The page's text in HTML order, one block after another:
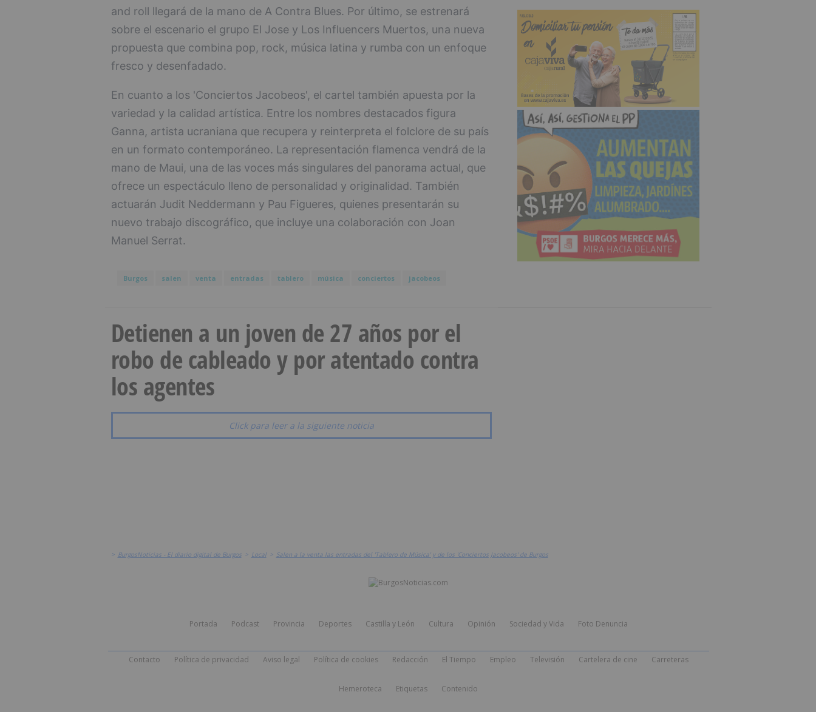
and roll llegará de la mano de A Contra Blues. Por último, se estrenará
sobre el escenario el grupo El Jose y Los Influencers Muertos, una nueva
propuesta que combina pop, rock, música latina y rumba con un enfoque
fresco y desenfadado.
En cuanto a los 'Conciertos Jacobeos', el cartel también apuesta por la
variedad y la calidad artística. Entre los nombres destacados figura
Ganna, artista ucraniana que recupera y reinterpreta el folclore de su país
en un formato contemporáneo. La representación flamenca vendrá de la
mano de Maui, una de las voces más singulares del panorama actual, que
ofrece un espectáculo lleno de personalidad y originalidad. También
actuarán Judit Neddermann y Pau Figueres, quienes presentarán su
nuevo trabajo discográfico, que incluye una colaboración con Joan
Manuel Serrat.
Burgos salen venta entradas tablero música conciertos jacobeos
Detienen a un joven de 27 años por el
robo de cableado y por atentado contra
los agentes
Click para leer a la siguiente noticia
> BurgosNoticias - El diario digital de Burgos > Local > Salen a la venta las entradas del 'Tablero de Música' y de los 'Conciertos Jacobeos' de Burgos
Portada Podcast Provincia Deportes Castilla y León Cultura Opinión Sociedad y Vida Foto Denuncia
Contacto Política de privacidad Aviso legal Política de cookies Redacción El Tiempo Empleo Televisión Cartelera de cine Carreteras
Hemeroteca Etiquetas Contenido